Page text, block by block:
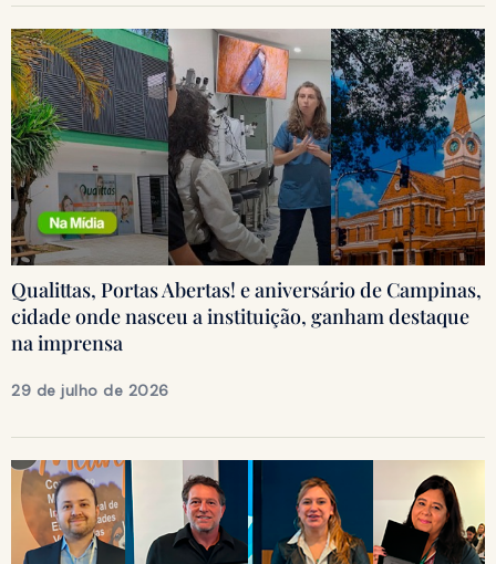
Qualittas, Portas Abertas! e aniversário de Campinas,
cidade onde nasceu a instituição, ganham destaque
na imprensa
29 de julho de 2026